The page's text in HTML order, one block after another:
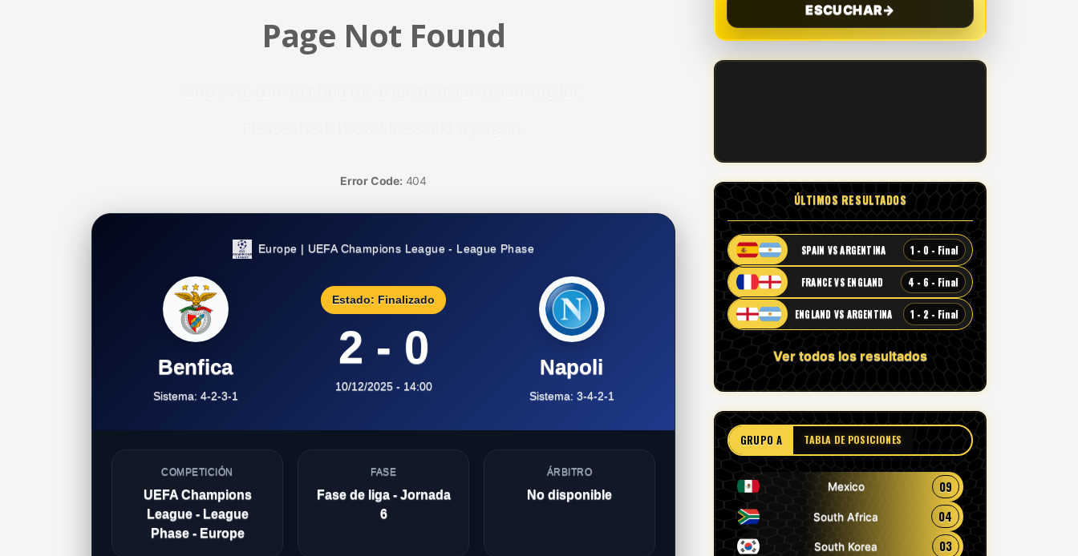
Page Not Found
Error Code: 404
Europe | UEFA Champions League - League Phase
Benfica
Sistema: 4-2-3-1
Estado: Finalizado
2 - 0
10/12/2025 - 14:00
Napoli
Sistema: 3-4-2-1
COMPETICIÓN
UEFA Champions
League - League
Phase - Europe
FASE
Fase de liga - Jornada
6
ÁRBITRO
No disponible
ESCUCHAR→
ÚLTIMOS RESULTADOS
SPAIN VS ARGENTINA 1 - 0 - Final
FRANCE VS ENGLAND 4 - 6 - Final
ENGLAND VS ARGENTINA 1 - 2 - Final
Ver todos los resultados
GRUPO A TABLA DE POSICIONES
Mexico 09
South Africa 04
South Korea 03